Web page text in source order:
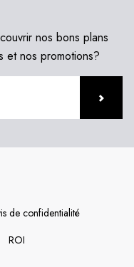
nos bons plans
et nos promotions?
de confidentialité
ROI